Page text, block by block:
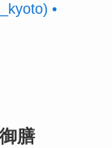
•
膳